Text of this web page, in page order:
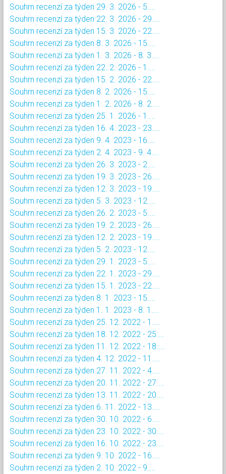
Souhrn recenzí za týden 29. 3. 2026 - 5....
Souhrn recenzí za týden 22. 3. 2026 - 29....
Souhrn recenzí za týden 15. 3. 2026 - 22....
Souhrn recenzí za týden 8. 3. 2026 - 15....
Souhrn recenzí za týden 1. 3. 2026 - 8. 3....
Souhrn recenzí za týden 22. 2. 2026 - 1....
Souhrn recenzí za týden 15. 2. 2026 - 22....
Souhrn recenzí za týden 8. 2. 2026 - 15....
Souhrn recenzí za týden 1. 2. 2026 - 8. 2....
Souhrn recenzí za týden 25. 1. 2026 - 1....
Souhrn recenzí za týden 16. 4. 2023 - 23....
Souhrn recenzí za týden 9. 4. 2023 - 16....
Souhrn recenzí za týden 2. 4. 2023 - 9. 4....
Souhrn recenzí za týden 26. 3. 2023 - 2....
Souhrn recenzí za týden 19. 3. 2023 - 26....
Souhrn recenzí za týden 12. 3. 2023 - 19....
Souhrn recenzí za týden 5. 3. 2023 - 12....
Souhrn recenzí za týden 26. 2. 2023 - 5....
Souhrn recenzí za týden 19. 2. 2023 - 26....
Souhrn recenzí za týden 12. 2. 2023 - 19....
Souhrn recenzí za týden 5. 2. 2023 - 12....
Souhrn recenzí za týden 29. 1. 2023 - 5....
Souhrn recenzí za týden 22. 1. 2023 - 29....
Souhrn recenzí za týden 15. 1. 2023 - 22....
Souhrn recenzí za týden 8. 1. 2023 - 15....
Souhrn recenzí za týden 1. 1. 2023 - 8. 1....
Souhrn recenzí za týden 25. 12. 2022 - 1....
Souhrn recenzí za týden 18. 12. 2022 - 25....
Souhrn recenzí za týden 11. 12. 2022 - 18....
Souhrn recenzí za týden 4. 12. 2022 - 11....
Souhrn recenzí za týden 27. 11. 2022 - 4....
Souhrn recenzí za týden 20. 11. 2022 - 27....
Souhrn recenzí za týden 13. 11. 2022 - 20....
Souhrn recenzí za týden 6. 11. 2022 - 13....
Souhrn recenzí za týden 30. 10. 2022 - 6....
Souhrn recenzí za týden 23. 10. 2022 - 30....
Souhrn recenzí za týden 16. 10. 2022 - 23....
Souhrn recenzí za týden 9. 10. 2022 - 16....
Souhrn recenzí za týden 2. 10. 2022 - 9....